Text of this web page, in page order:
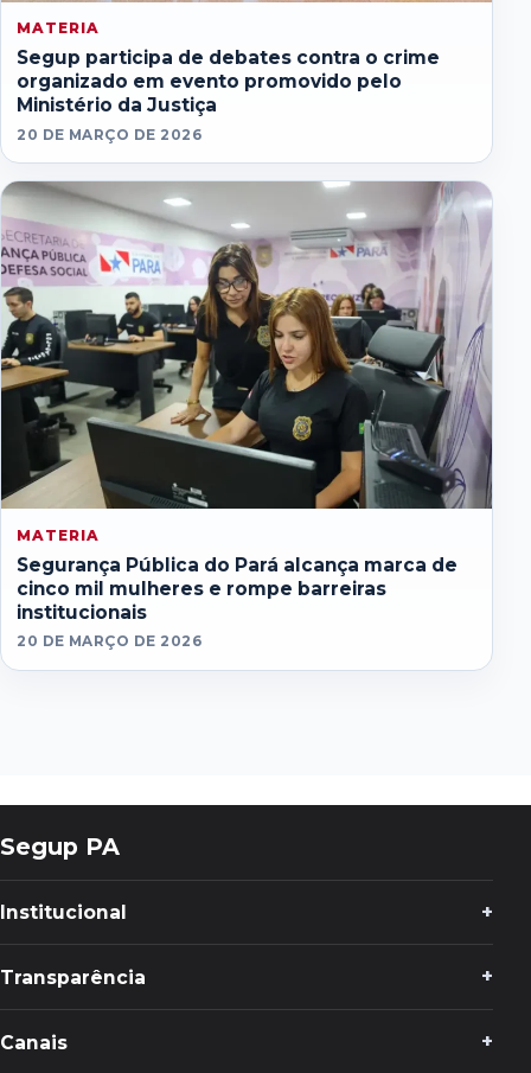
MATERIA
Segup participa de debates contra o crime
organizado em evento promovido pelo
Ministério da Justiça
20 DE MARÇO DE 2026
MATERIA
Segurança Pública do Pará alcança marca de
cinco mil mulheres e rompe barreiras
institucionais
20 DE MARÇO DE 2026
Segup PA
Institucional
Transparência
Canais